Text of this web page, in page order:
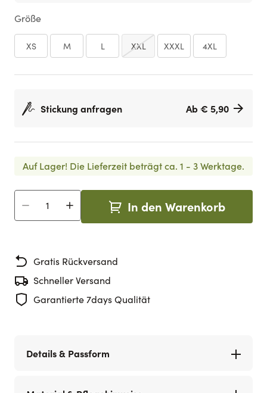
Größe
XS M L XXL XXXL 4XL
Stickung anfragen Ab € 5,90
Auf Lager! Die Lieferzeit beträgt ca. 1 - 3 Werktage.
Menge In den Warenkorb
Gratis Rückversand
Schneller Versand
Garantierte 7days Qualität
Details & Passform